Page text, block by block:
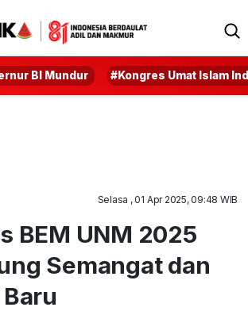
BI Mundur #Kongres Umat Islam
Selasa , 01 Apr 2025, 09:48 WIB
BEM UNM 2025
Semangat dan